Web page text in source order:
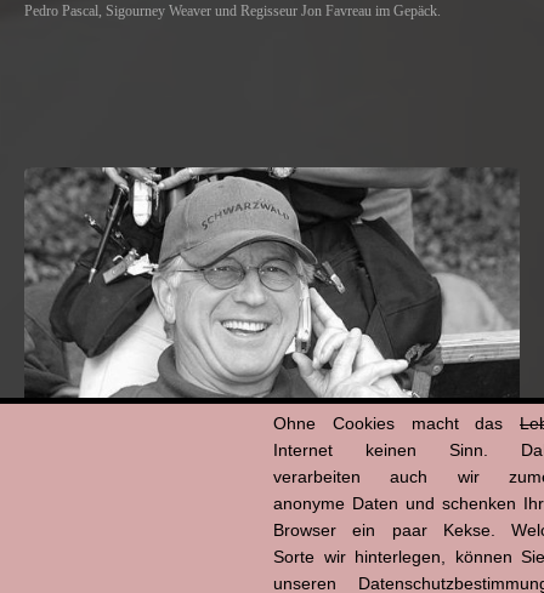
Pedro Pascal, Sigourney Weaver und Regisseur Jon Favreau im Gepäck.
Ohne Cookies macht das
Internet keinen Sinn.
verarbeiten auch wir
anonyme Daten und schenken
Browser ein paar Kekse.
Sorte wir hinterlegen, können
unseren